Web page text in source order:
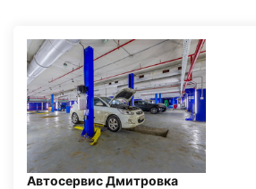
Автосервис Дмитровка